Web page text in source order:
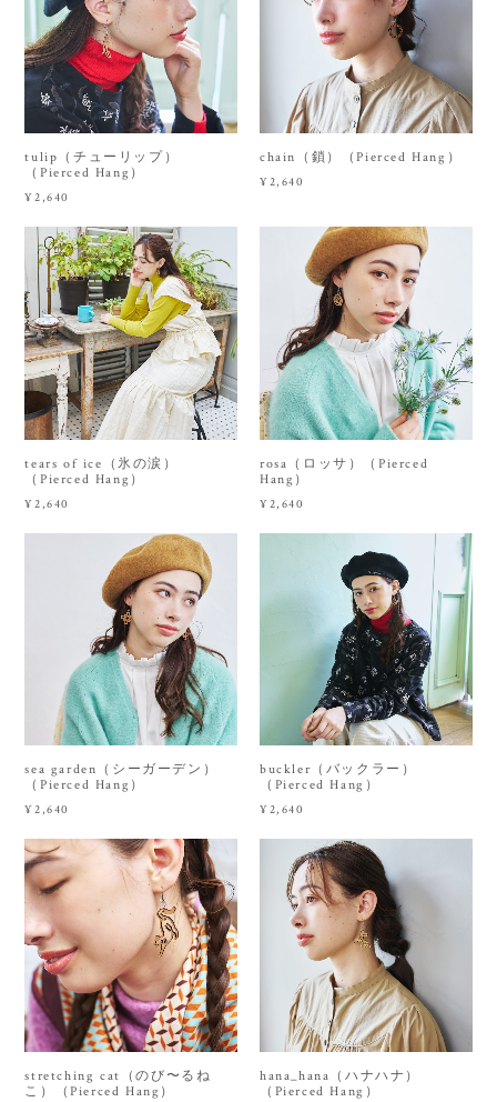
tulip（チューリップ）
（Pierced Hang）
¥2,640
chain（鎖）（Pierced Hang）
¥2,640
tears of ice（氷の涙）
（Pierced Hang）
¥2,640
rosa（ロッサ）（Pierced
Hang）
¥2,640
sea garden（シーガーデン）
（Pierced Hang）
¥2,640
buckler（バックラー）
（Pierced Hang）
¥2,640
stretching cat（のび〜るね
こ）（Pierced Hang）
hana_hana（ハナハナ）
（Pierced Hang）